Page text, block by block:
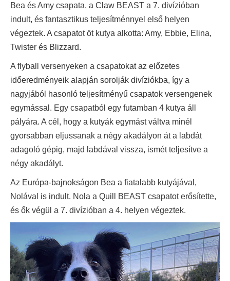
Bea és Amy csapata, a Claw BEAST a 7. divízióban
indult, és fantasztikus teljesítménnyel első helyen
végeztek. A csapatot öt kutya alkotta: Amy, Ebbie, Elina,
Twister és Blizzard.
A flyball versenyeken a csapatokat az előzetes
időeredményeik alapján sorolják divíziókba, így a
nagyjából hasonló teljesítményű csapatok versengenek
egymással. Egy csapatból egy futamban 4 kutya áll
pályára. A cél, hogy a kutyák egymást váltva minél
gyorsabban eljussanak a négy akadályon át a labdát
adagoló gépig, majd labdával vissza, ismét teljesítve a
négy akadályt.
Az Európa-bajnokságon Bea a fiatalabb kutyájával,
Nolával is indult. Nola a Quill BEAST csapatot erősítette,
és ők végül a 7. divízióban a 4. helyen végeztek.